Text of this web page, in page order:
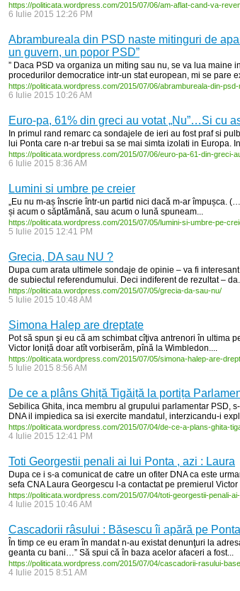
https://politicata.wordpress.com/2015/07/06/am-aflat-cand-va-
6 Iulie 2015 12:26 PM
Abrambureala din PSD naste mitinguri de
un guvern, un popor PSD”
” Daca PSD va organiza un miting sau nu, se va lua
procedurilor democratice intr-un stat european, mi se pare
https://politicata.wordpress.com/2015/07/06/abrambureala-din-psd-
6 Iulie 2015 10:26 AM
Euro-pa, 61% din greci au votat „Nu”…Si cu
In primul rand remarc ca sondajele de ieri au fost praf si
lui Ponta care n-ar trebui sa se mai simta izolati in Europa.
https://politicata.wordpress.com/2015/07/06/euro-pa-61-din-greci-
6 Iulie 2015 8:36 AM
Lumini si umbre pe creier
„Eu nu m-aș înscrie într-un partid nici dacă m-ar împușca.
și acum o săptămână, sau acum o lună spuneam...
https://politicata.wordpress.com/2015/07/05/lumini-si-umbre-pe-
5 Iulie 2015 12:41 PM
Grecia, DA sau NU ?
Dupa cum arata ultimele sondaje de opinie – va fi
de subiectul referendumului. Deci indiferent de rezultat –
https://politicata.wordpress.com/2015/07/05/grecia-da-sau-nu/
5 Iulie 2015 10:48 AM
Simona Halep are dreptate
Pot să spun şi eu că am schimbat cîţiva antrenori în ultima
Victor Ioniță doar atît vorbiserăm, pînă la Wimbledon....
https://politicata.wordpress.com/2015/07/05/simona-halep-are-
5 Iulie 2015 8:56 AM
De ce a plâns Ghiță Tigăiță la portița
Sebilica Ghita, inca membru al grupului parlamentar PSD,
DNA il impiedica sa isi exercite mandatul, interzicandu-i
https://politicata.wordpress.com/2015/07/04/de-ce-a-plans-ghita-
4 Iulie 2015 12:41 PM
Toti Georgestii penali ai lui Ponta , azi : Laura
Dupa ce i s-a comunicat de catre un ofiter DNA ca este
sefa CNA Laura Georgescu l-a contactat pe premierul
https://politicata.wordpress.com/2015/07/04/toti-georgestii-penali-ai-
4 Iulie 2015 10:46 AM
Cascadorii râsului : Băsescu îi apără pe
În timp ce eu eram în mandat n-au existat denunţuri la
geanta cu bani…” Să spui că în baza acelor afaceri a fost...
https://politicata.wordpress.com/2015/07/04/cascadorii-rasului-
4 Iulie 2015 8:51 AM